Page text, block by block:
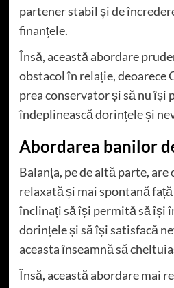
partener stabil și de
finanțele.
Însă, această abordare
obstacol în relație, deoarece
prea conservator și să nu își
îndeplinească dorințele și
Abordarea banilor
Balanța, pe de altă parte, are
relaxată și mai spontană
înclinați să își permită să își
dorințele și să își satisfacă
aceasta înseamnă să
Însă, această abordare mai